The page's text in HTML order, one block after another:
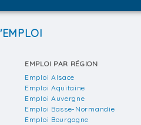
EMPLOI PAR RÉGION
Emploi Alsace
Emploi Aquitaine
Emploi Auvergne
Emploi Basse-Normandie
Emploi Bourgogne